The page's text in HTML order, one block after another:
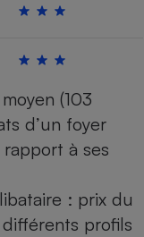
(103
d’un foyer
à ses
: prix du
profils